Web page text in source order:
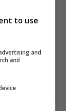
to use
and
and